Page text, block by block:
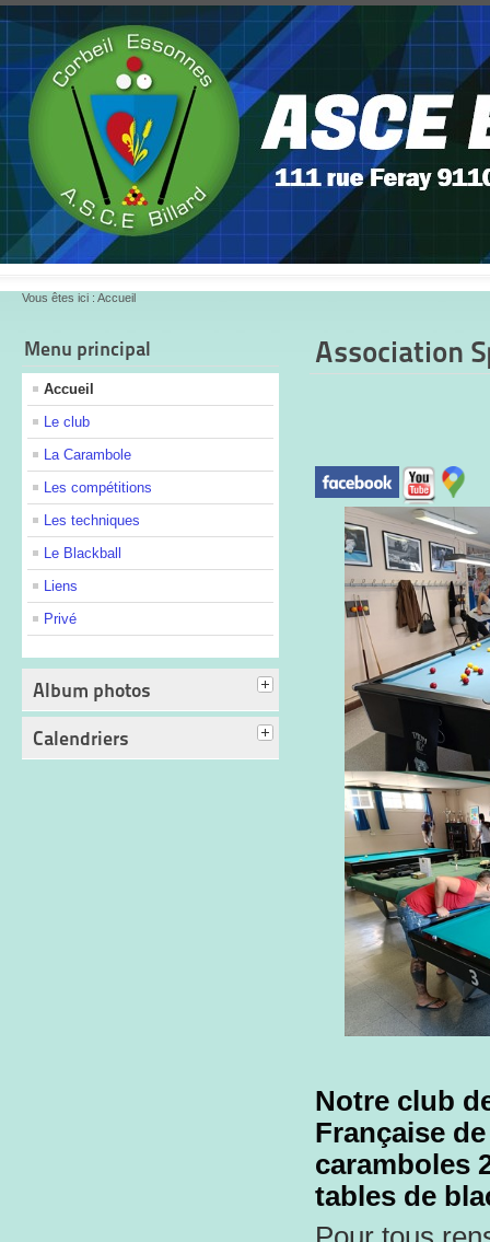
Vous êtes ici : Accueil
Menu principal
Accueil
Le club
La Carambole
Les compétitions
Les techniques
Le Blackball
Liens
Privé
Album photos
Calendriers
Association
Notre club
Française
caramboles
tables de